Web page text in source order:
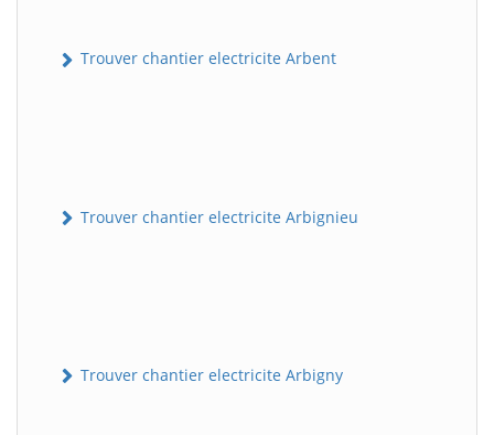
Trouver chantier electricite Arbent
Trouver chantier electricite Arbignieu
Trouver chantier electricite Arbigny